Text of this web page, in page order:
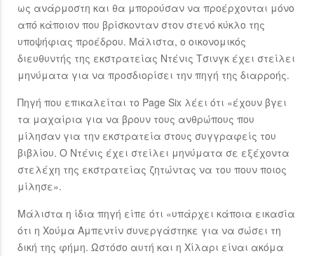
ως ανάρμοστη και θα μπορούσαν να προέρχονται μόνο
από κάποιον που βρίσκονταν στον στενό κύκλο της
υποψήφιας προέδρου. Μάλιστα, ο οικονομικός
διευθυντής της εκστρατείας Ντένις Τσινγκ έχει στείλει
μηνύματα για να προσδιορίσει την πηγή της διαρροής.
Πηγή που επικαλείται το Page Six λέει ότι «έχουν βγει
τα μαχαίρια για να βρουν τους ανθρώπους που
μίλησαν για την εκστρατεία στους συγγραφείς του
βιβλίου. Ο Ντένις έχει στείλει μηνύματα σε εξέχοντα
στελέχη της εκστρατείας ζητώντας να του πουν ποιος
μίλησε».
Μάλιστα η ίδια πηγή είπε ότι «υπάρχει κάποια εικασία
ότι η Χούμα Αμπεντίν συνεργάστηκε για να σώσει τη
δική της φήμη. Ωστόσο αυτή και η Χίλαρι είναι ακόμα